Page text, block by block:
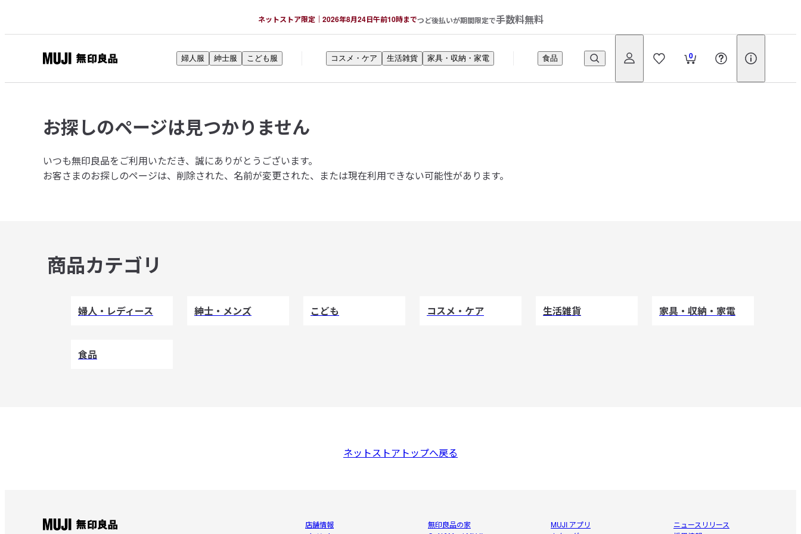
ネットストア限定｜2026年8月24日午前10時までつど後払いが期間限定で手数料無料
印
品
ネ
ト
ス
0
婦人服 紳士服 こども服 コスメ・ケア 生活雑貨 家具・収納・家電 食品
お探しのページは見つかりません
いつも無印良品をご利用いただき、誠にありがとうございます。
お客さまのお探しのページは、削除された、名前が変更された、または現在利用できない可能性があります。
商品カテゴリ
婦人・レディース 紳士・メンズ こども コスメ・ケア 生活雑貨 家具・収納・家電
食品
ネットストアトップへ戻る
店舗情報
無印良品の家
MUJI アプリ
ニュースリリース